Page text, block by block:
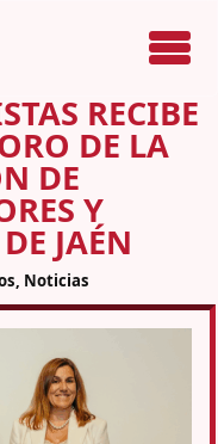
Menú
RECIBE
DE LA
DE
Y
JAÉN
, Noticias